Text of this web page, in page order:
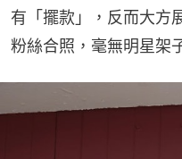
有「擺款」，反而大方
粉絲合照，毫無明星架